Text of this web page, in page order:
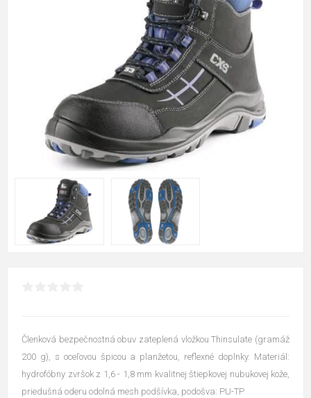
Členková bezpečnostná obuv zateplená vložkou Thinsulate (gramáž
200 g), s oceľovou špicou a planžetou, reflexné doplnky. Materiál:
hydrofóbny zvršok z 1,6 - 1,8 mm kvalitnej štiepkovej nubukovej kože,
priedušná oderu odolná mesh podšívka, podošva: PU-TP